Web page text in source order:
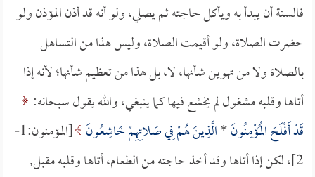
فالسنة أن يبدأ به ويأكل حاجته ثم يصلي، ولو أنه قد أذن المؤذن ولو
حضرت الصلاة، ولو أقيمت الصلاة، وليس هذا من التساهل
بالصلاة ولا من تهوين شأنها، لا، بل هذا من تعظيم شأنها؛ لأنه إذا
أتاها وقلبه مشغول لم يخشع فيها كما ينبغي، والله يقول سبحانه:
قَدْ أَفْلَحَ الْمُؤْمِنُونَ*الَّذِينَ هُمْ فِي صَلاتِهِمْ خَاشِعُونَ
[المؤمنون:1-
2]، لكن إذا أتاها وقد أخذ حاجته من الطعام، أتاها وقلبه مقبل,